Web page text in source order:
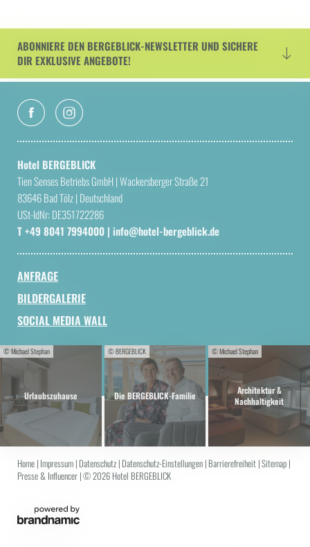
ABONNIERE DEN BERGEBLICK-NEWSLETTER UND SICHERE
DIR EXKLUSIVE ANGEBOTE!
Hotel BERGEBLICK
Tien Senses Betriebs GmbH|Wackersberger Straße 21
83646 Bad Tölz| Deutschland
USt-IdNr: DE351722286
T +49 8041 7994000 | info@hotel-bergeblick.de
ANFRAGE
BILDERGALERIE
SOCIAL MEDIA WALL
© Michael Stephan
Urlaubszuhause
© BERGEBLICK
Die BERGEBLICK-Familie
© Michael Stephan
Architektur &
Nachhaltigkeit
Home | Impressum | Datenschutz | Datenschutz-Einstellungen | Barrierefreiheit |Sitemap |
Presse & Influencer |© 2026 Hotel BERGEBLICK